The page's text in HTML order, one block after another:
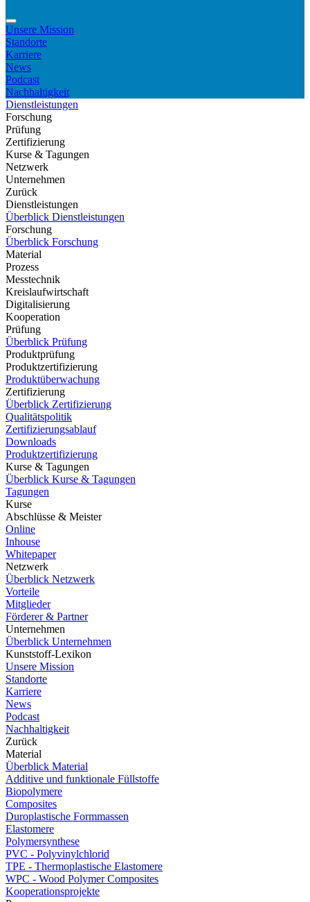
Unsere Mission
Standorte
Karriere
News
Podcast
Nachhaltigkeit
Dienstleistungen
Forschung
Prüfung
Zertifizierung
Kurse & Tagungen
Netzwerk
Unternehmen
Zurück
Dienstleistungen
Überblick Dienstleistungen
Forschung
Überblick Forschung
Material
Prozess
Messtechnik
Kreislaufwirtschaft
Digitalisierung
Kooperation
Prüfung
Überblick Prüfung
Produktprüfung
Produktzertifizierung
Produktüberwachung
Zertifizierung
Überblick Zertifizierung
Qualitätspolitik
Zertifizierungsablauf
Downloads
Produktzertifizierung
Kurse & Tagungen
Überblick Kurse & Tagungen
Tagungen
Kurse
Abschlüsse & Meister
Online
Inhouse
Whitepaper
Netzwerk
Überblick Netzwerk
Vorteile
Mitglieder
Förderer & Partner
Unternehmen
Überblick Unternehmen
Kunststoff-Lexikon
Unsere Mission
Standorte
Karriere
News
Podcast
Nachhaltigkeit
Zurück
Material
Überblick Material
Additive und funktionale Füllstoffe
Biopolymere
Composites
Duroplastische Formmassen
Elastomere
Polymersynthese
PVC - Polyvinylchlorid
TPE - Thermoplastische Elastomere
WPC - Wood Polymer Composites
Kooperationsprojekte